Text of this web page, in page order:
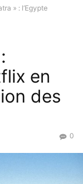
» : l’Egypte
en
des
0